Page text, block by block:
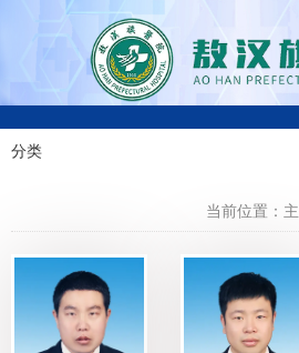
0
7
6
-
分类
当前位置：